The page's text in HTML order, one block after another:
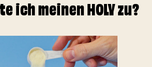
ich meinen HOLY zu?